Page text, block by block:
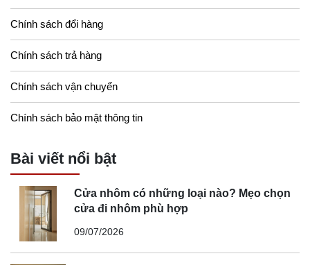
Chính sách đổi hàng
Chính sách trả hàng
Chính sách vận chuyển
Chính sách bảo mật thông tin
Bài viết nổi bật
Cửa nhôm có những loại nào? Mẹo chọn
cửa đi nhôm phù hợp
09/07/2026